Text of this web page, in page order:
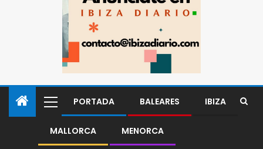
PORTADA BALEARES IBIZA
MALLORCA MENORCA